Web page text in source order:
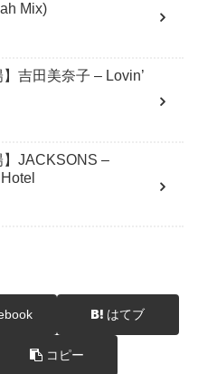
Mix)
】吉田美奈子 – Lovin’
】JACKSONS –
はてブ
コピー